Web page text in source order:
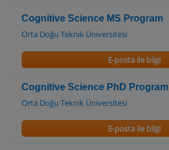
Cognitive Science MS Program
Orta Doğu Teknik Üniversitesi
E-posta ile bilgi
Cognitive Science PhD Program
Orta Doğu Teknik Üniversitesi
E-posta ile bilgi